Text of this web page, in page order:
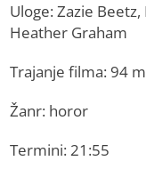
Uloge: Zazie
Heather Graham
Trajanje filma: 94
Žanr: horor
Termini: 21:55